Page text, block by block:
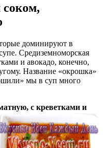
доминируют в
Средиземноморская
и авокадо, конечно,
Название «окрошка»
мы в суп много
с креветками и